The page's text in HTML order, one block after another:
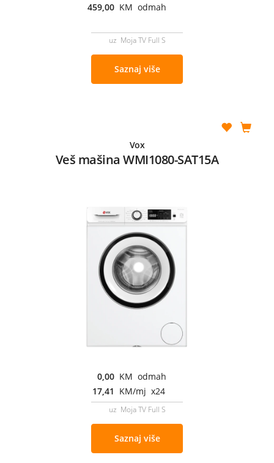
459,00 KM odmah
uz Moja TV Full S
Saznaj više
Vox
Veš mašina WMI1080-SAT15A
0,00 KM odmah
17,41 KM/mj x24
uz Moja TV Full S
Saznaj više